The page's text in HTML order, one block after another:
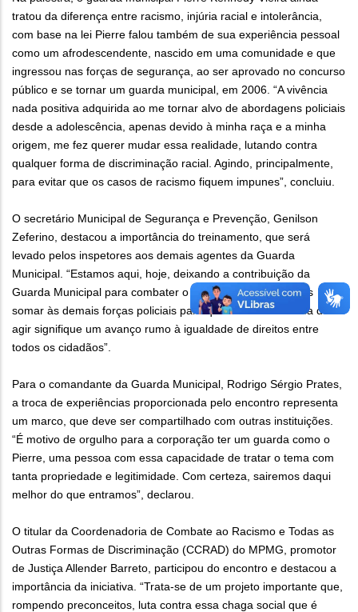
tratou da diferença entre racismo, injúria racial e intolerância,
com base na lei Pierre falou também de sua experiência pessoal
como um afrodescendente, nascido em uma comunidade e que
ingressou nas forças de segurança, ao ser aprovado no concurso
público e se tornar um guarda municipal, em 2006. “A vivência
nada positiva adquirida ao me tornar alvo de abordagens policiais
desde a adolescência, apenas devido à minha raça e a minha
origem, me fez querer mudar essa realidade, lutando contra
qualquer forma de discriminação racial. Agindo, principalmente,
para evitar que os casos de racismo fiquem impunes”, concluiu.
O secretário Municipal de Segurança e Prevenção, Genilson
Zeferino, destacou a importância do treinamento, que será
levado pelos inspetores aos demais agentes da Guarda
Municipal. “Estamos aqui, hoje, deixando a contribuição da
Guarda Municipal para combater o racismo. Queremos nos
somar às demais forças policiais para que essa nova forma de
agir signifique um avanço rumo à igualdade de direitos entre
todos os cidadãos”.
Para o comandante da Guarda Municipal, Rodrigo Sérgio Prates,
a troca de experiências proporcionada pelo encontro representa
um marco, que deve ser compartilhado com outras instituições.
“É motivo de orgulho para a corporação ter um guarda como o
Pierre, uma pessoa com essa capacidade de tratar o tema com
tanta propriedade e legitimidade. Com certeza, sairemos daqui
melhor do que entramos”, declarou.
O titular da Coordenadoria de Combate ao Racismo e Todas as
Outras Formas de Discriminação (CCRAD) do MPMG, promotor
de Justiça Allender Barreto, participou do encontro e destacou a
importância da iniciativa. “Trata-se de um projeto importante que,
rompendo preconceitos, luta contra essa chaga social que é